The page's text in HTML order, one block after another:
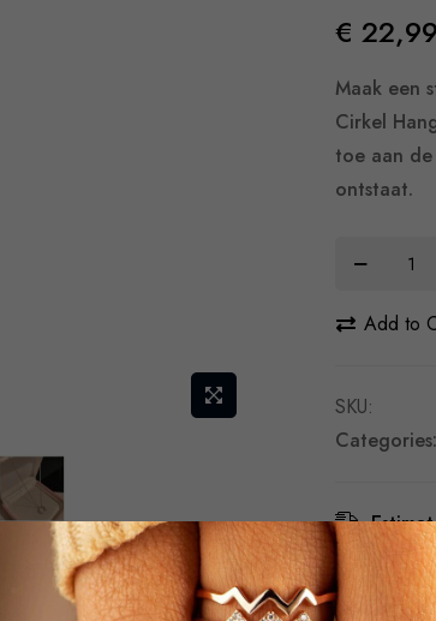
€ 22,99
Maak een
Cirkel
toe aan
ontstaat.
Add to
SKU
Categories:
Free